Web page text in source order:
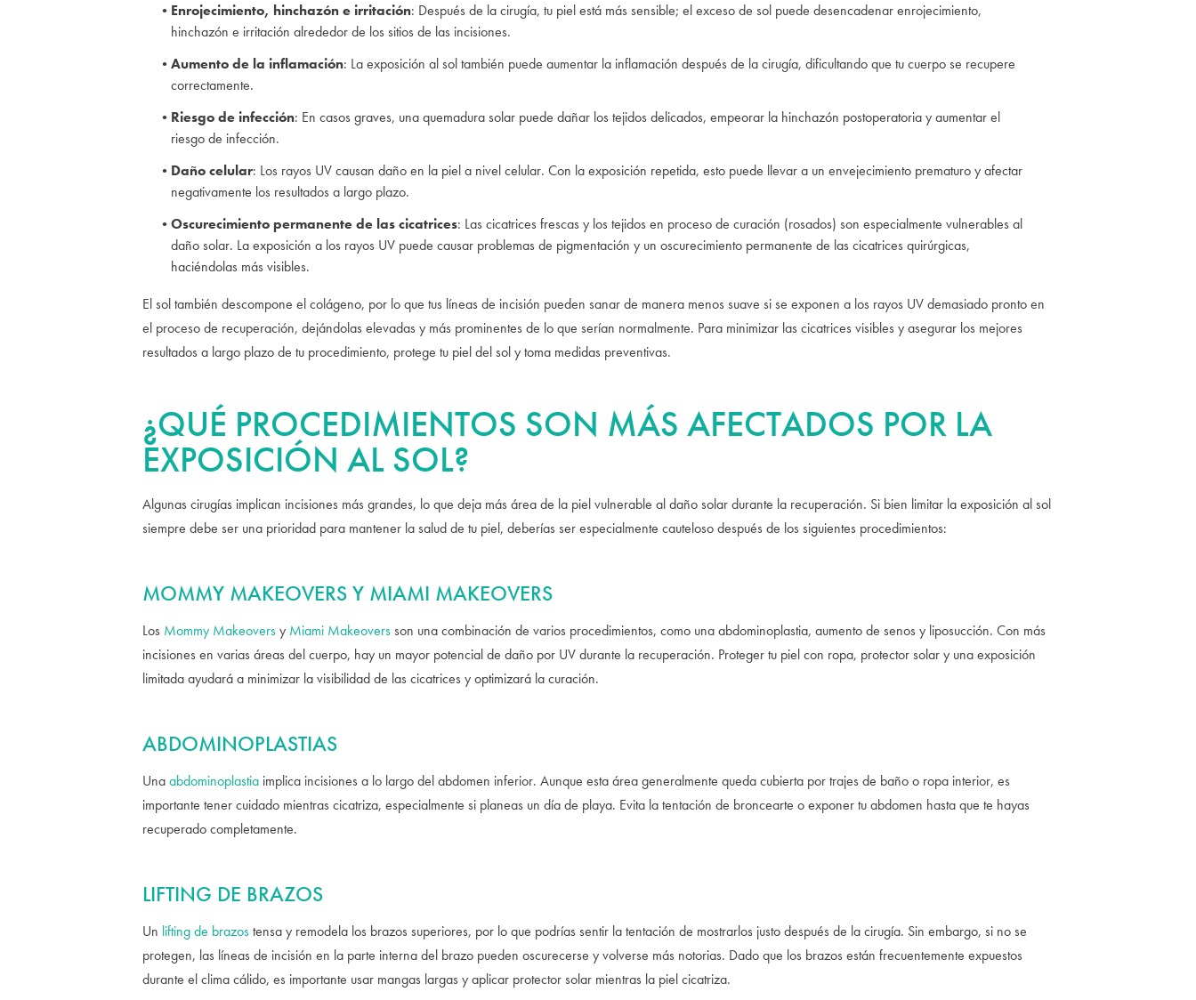
Enrojecimiento, hinchazón e irritación: Después de la cirugía, tu piel está más sensible; el exceso de sol puede desencadenar enrojecimiento,
hinchazón e irritación alrededor de los sitios de las incisiones.
Aumento de la inflamación: La exposición al sol también puede aumentar la inflamación después de la cirugía, dificultando que tu cuerpo se recupere
correctamente.
Riesgo de infección: En casos graves, una quemadura solar puede dañar los tejidos delicados, empeorar la hinchazón postoperatoria y aumentar el
riesgo de infección.
Daño celular: Los rayos UV causan daño en la piel a nivel celular. Con la exposición repetida, esto puede llevar a un envejecimiento prematuro y afectar
negativamente los resultados a largo plazo.
Oscurecimiento permanente de las cicatrices: Las cicatrices frescas y los tejidos en proceso de curación (rosados) son especialmente vulnerables al
daño solar. La exposición a los rayos UV puede causar problemas de pigmentación y un oscurecimiento permanente de las cicatrices quirúrgicas,
haciéndolas más visibles.
El sol también descompone el colágeno, por lo que tus líneas de incisión pueden sanar de manera menos suave si se exponen a los rayos UV demasiado pronto en
el proceso de recuperación, dejándolas elevadas y más prominentes de lo que serían normalmente. Para minimizar las cicatrices visibles y asegurar los mejores
resultados a largo plazo de tu procedimiento, protege tu piel del sol y toma medidas preventivas.
¿QUÉ PROCEDIMIENTOS SON MÁS AFECTADOS POR LA
EXPOSICIÓN AL SOL?
Algunas cirugías implican incisiones más grandes, lo que deja más área de la piel vulnerable al daño solar durante la recuperación. Si bien limitar la exposición al sol
siempre debe ser una prioridad para mantener la salud de tu piel, deberías ser especialmente cauteloso después de los siguientes procedimientos:
MOMMY MAKEOVERS Y MIAMI MAKEOVERS
Los Mommy Makeoversy Miami Makeoversson una combinación de varios procedimientos, como una abdominoplastia, aumento de senos y liposucción. Con más
incisiones en varias áreas del cuerpo, hay un mayor potencial de daño por UV durante la recuperación. Proteger tu piel con ropa, protector solar y una exposición
limitada ayudará a minimizar la visibilidad de las cicatrices y optimizará la curación.
ABDOMINOPLASTIAS
Unaabdominoplastia implica incisiones a lo largo del abdomen inferior. Aunque esta área generalmente queda cubierta por trajes de baño o ropa interior, es
importante tener cuidado mientras cicatriza, especialmente si planeas un día de playa. Evita la tentación de broncearte o exponer tu abdomen hasta que te hayas
recuperado completamente.
LIFTING DE BRAZOS
Un lifting de brazostensa y remodela los brazos superiores, por lo que podrías sentir la tentación de mostrarlos justo después de la cirugía. Sin embargo, si no se
protegen, las líneas de incisión en la parte interna del brazo pueden oscurecerse y volverse más notorias. Dado que los brazos están frecuentemente expuestos
durante el clima cálido, es importante usar mangas largas y aplicar protector solar mientras la piel cicatriza.